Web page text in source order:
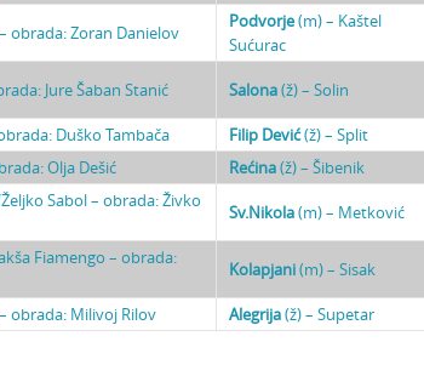
obrada: Zoran Danielov
Podvorje(m) – Kaštel
Sućurac
Jure Šaban Stanić Salona(ž) – Solin
Duško Tambača Filip Dević(ž) – Split
Olja Dešić Rećina(ž) – Šibenik
Sabol – obrada: Živko
Sv.Nikola(m) – Metković
Fiamengo – obrada:
Kolapjani(m) – Sisak
obrada: Milivoj Rilov Alegrija(ž) – Supetar